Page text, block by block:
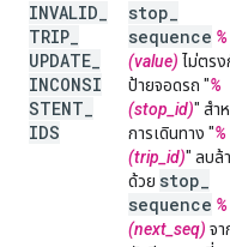
INVALID
TRIP
UPDATE
INCONSI
STENT
IDS
stop
sequence %
(value) ไม่ตรง
ป้ายจอดรถ "%
(stop_id)" สำ
การเดินทาง "%
(trip_id)" ลบล้
ด้วย stop
sequence %
(next_seq) จา